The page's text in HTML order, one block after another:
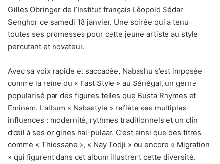
Gilles Obringer de l’Institut français Léopold Sédar
Senghor ce samedi 18 janvier. Une soirée qui a tenu
toutes ses promesses pour cette jeune artiste au style
percutant et novateur.
Avec sa voix rapide et saccadée, Nabashu s’est imposée
comme la reine du « Fast Style » au Sénégal, un genre
popularisé par des figures telles que Busta Rhymes et
Eminem. L’album « Nabastyle » reflète ses multiples
influences : modernité, rythmes traditionnels et un clin
d’œil à ses origines hal-pulaar. C’est ainsi que des titres
comme « Thiossane », « Nay Todji » ou encore « Migration
» qui figurent dans cet album illustrent cette diversité.